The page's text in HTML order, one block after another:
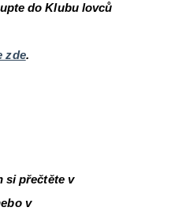
do Klubu lovců
zde.
si přečtěte v
v